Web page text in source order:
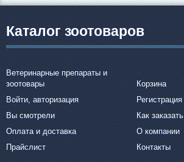
Каталог зоотоваров
Ветеринарные препараты и
зоотовары
Корзина
Войти, авторизация
Регистрация
Вы смотрели
Как заказать
Оплата и доставка
О компании
Прайслист
Контакты